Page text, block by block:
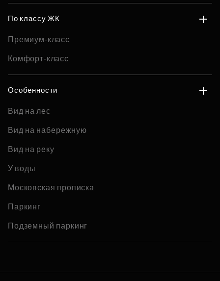
По классу ЖК
Премиум-класс
Комфорт-класс
Особенности
Вид на лес
Вид на набережную
Вид на реку
У воды
Московская прописка
Паркинг
Подземный паркинг